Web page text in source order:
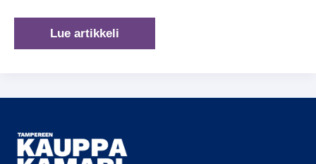
Kasvun
edellytykset
Lue artikkeli